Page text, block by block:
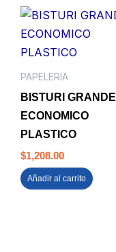
PAPELERIA
BISTURI GRANDE
ECONOMICO
PLASTICO
$1,208.00
Añadir al carrito